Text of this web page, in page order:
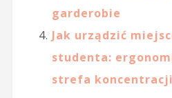
garderobie
Jak urządzić
studenta:
strefa koncentracji